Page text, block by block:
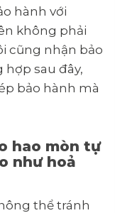
hành với
không phải
cũng nhận bảo
hợp sau đây,
bảo hành mà
hao mòn tự
như hoả
thể tránh